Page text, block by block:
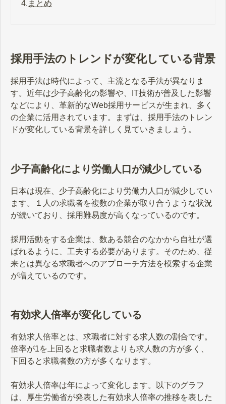
4. まとめ
採用手法のトレンドが変化している背景
採用手法は時代によって、主流となる手法が異なりま
す。近年は少子高齢化の影響や、IT技術が普及した影響
などにより、革新的なWeb採用サービスが生まれ、多く
の企業に活用されています。まずは、採用手法のトレン
ドが変化している背景を詳しく見ていきましょう。
少子高齢化により労働人口が減少している
日本は現在、少子高齢化により労働力人口が減少してい
ます。１人の求職者を複数の企業が取り合うような状況
が続いており、採用難易度が高くなっているのです。
採用活動をする企業は、数ある競合のなかから自社が選
ばれるように、工夫する必要があります。そのため、従
来とは異なる求職者へのアプローチ方法を模索する企業
が増えているのです。
有効求人倍率が変化している
有効求人倍率とは、求職者に対する求人数の割合です。
倍率が1を上回ると求職者数よりも求人数の方が多く、
下回ると求職者数の方が多くなります。
有効求人倍率は年によって変化します。以下のグラフ
は、厚生労働省が発表した有効求人倍率の推移を表した